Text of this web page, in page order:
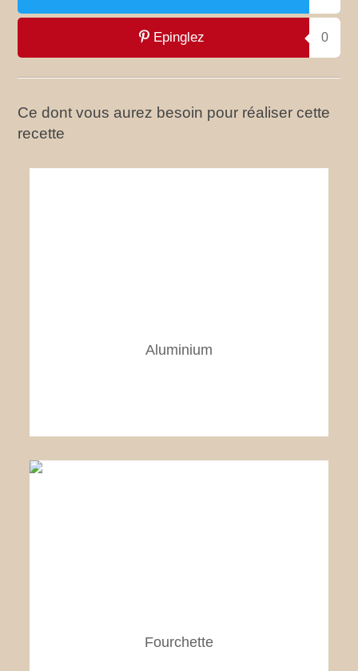
Epinglez 0
Ce dont vous aurez besoin pour réaliser cette
recette
Aluminium
Fourchette